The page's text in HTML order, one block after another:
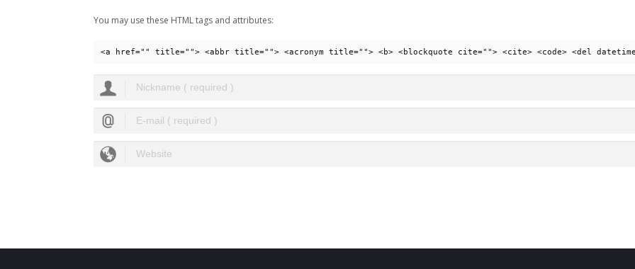
You may use these HTML tags and attributes:
<a href="" title=""> <abbr title=""> <acronym title=""> <b> <blockquote cite=""> <cite> <code> <del